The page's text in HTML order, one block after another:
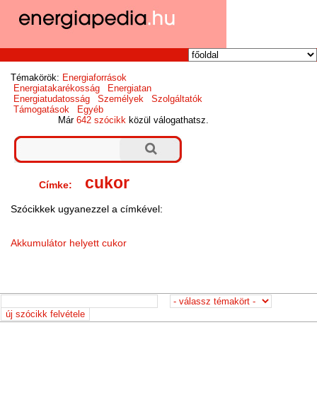
Témakörök: Energiaforrások
Energiatakarékosság
Energiatan
Energiatudatosság
Személyek
Szolgáltatók
Támogatások
Egyéb
Már642 szócikk közül válogathatsz.
Címke: cukor
Szócikkek ugyanezzel a címkével:
Akkumulátor helyett cukor